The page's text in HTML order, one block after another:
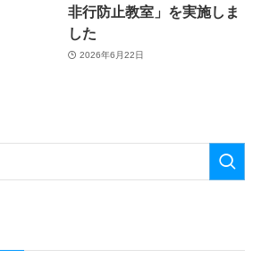
非行防止教室」を実施しま
した
2026年6月22日